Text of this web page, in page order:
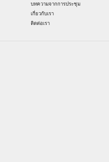
บทความจากการประชุม
เกี่ยวกับเรา
ติดต่อเรา